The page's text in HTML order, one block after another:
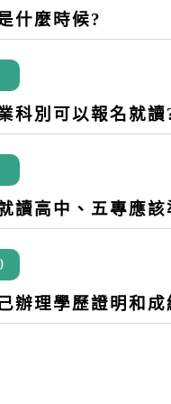
什麼時候?
科別可以報名就讀
讀高中、五專應
辦理學歷證明和